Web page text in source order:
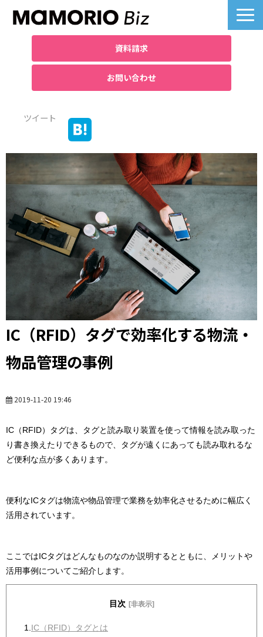
資料請求
お問い合わせ
課題別活用例
料金について
導入事例一覧
よくあるご質問
お役立ち記事へ
ノベルティ
ツイート
IC（RFID）タグで効率化する物流・
物品管理の事例
2019-11-20 19:46
IC（RFID）タグは、タグと読み取り装置を使って情報を読み取った
り書き換えたりできるもので、タグが遠くにあっても読み取れるな
ど便利な点が多くあります。
便利なICタグは物流や物品管理で業務を効率化させるために幅広く
活用されています。
ここではICタグはどんなものなのか説明するとともに、メリットや
活用事例についてご紹介します。
目次 [非表示]
1.IC（RFID）タグとは